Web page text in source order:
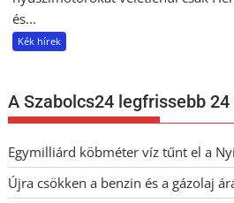
és...
Kék hírek
A Szabolcs24 legfrissebb 24
Egymilliárd köbméter víz tűnt el a
Újra csökken a benzin és a gázolaj